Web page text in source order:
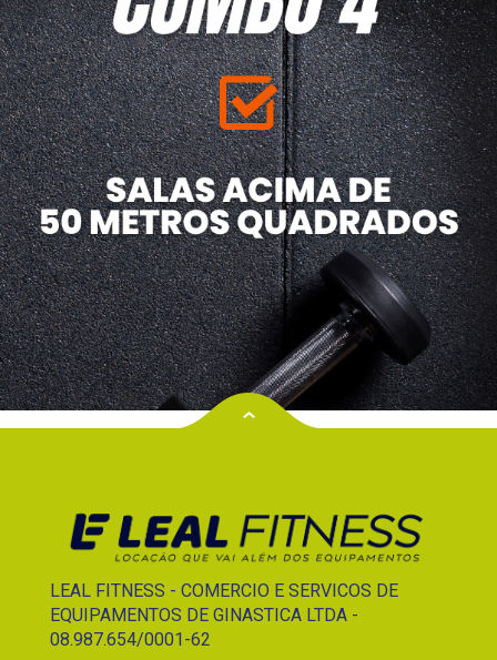
LEAL FITNESS - COMERCIO E SERVICOS DE
EQUIPAMENTOS DE GINASTICA LTDA -
08.987.654/0001-62